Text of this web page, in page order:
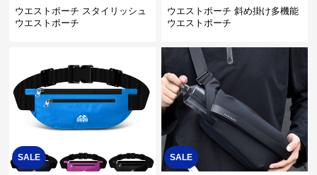
ウエストポーチ スタイリッシュ
ウエストポーチ
ウエストポーチ 斜め掛け多機能
ウエストポーチ
SALE SALE